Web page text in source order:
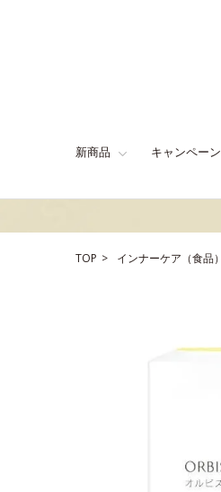
新商品 キャンペーン
TOP インナーケア（食品）